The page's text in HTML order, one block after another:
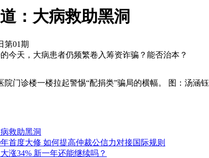
：大病救助黑洞
第01期
今天，大病患者仍频繁卷入筹资诈骗？能否治本？
院门诊楼一楼拉起警惕“配捐类”骗局的横幅。 图：汤涵钰
救助黑洞
首度大修 如何提高仲裁公信力对接国际规则
涨34% 新一年还能继续吗？